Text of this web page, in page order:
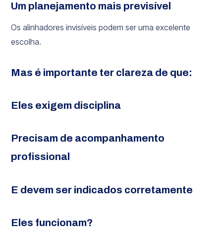
Um planejamento mais previsível
Os alinhadores invisíveis podem ser uma excelente
escolha.
Mas é importante ter clareza de que:
Eles exigem disciplina
Precisam de acompanhamento
profissional
E devem ser indicados corretamente
Eles funcionam?